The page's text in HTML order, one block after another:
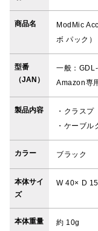
商品名
ModMic
ボ パック）
型番
（JAN）
一般：
Amazon専
製品内容
・クラス
・ケーブ
カラー ブラック
本体サイ
ズ
W 40× D
本体重量 約 10g